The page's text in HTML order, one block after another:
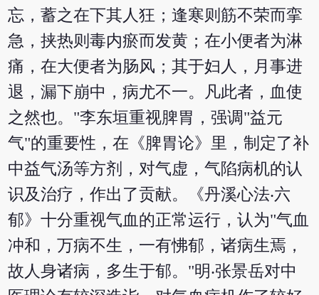
忘，蓄之在下其人狂；逢寒则筋不荣而挛
急，挟热则毒内瘀而发黄；在小便者为淋
痛，在大便者为肠风；其于妇人，月事进
退，漏下崩中，病尤不一。凡此者，血使
之然也。"李东垣重视脾胃，强调"益元
气"的重要性，在《脾胃论》里，制定了补
中益气汤等方剂，对气虚，气陷病机的认
识及治疗，作出了贡献。《丹溪心法‧六
郁》十分重视气血的正常运行，认为"气血
冲和，万病不生，一有怫郁，诸病生焉，
故人身诸病，多生于郁。"明‧张景岳对中